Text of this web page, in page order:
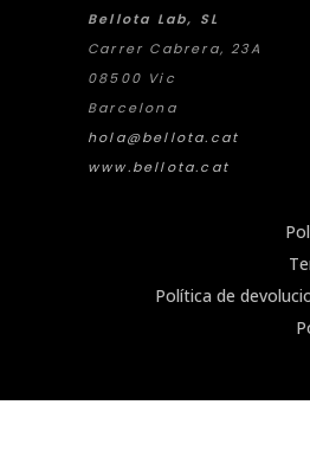
Bellota Lab, SL
Carrer Cabrera, 23A
08500 Vic
Barcelona
hola@bellota.cat
www.bellota.cat
Política de